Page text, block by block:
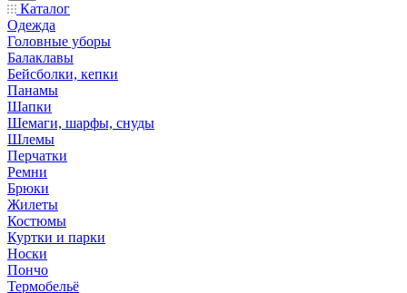
Каталог
Одежда
Головные уборы
Балаклавы
Бейсболки, кепки
Панамы
Шапки
Шемаги, шарфы, снуды
Шлемы
Перчатки
Ремни
Брюки
Жилеты
Костюмы
Куртки и парки
Носки
Пончо
Термобельё